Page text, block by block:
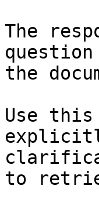
The
the
Use this